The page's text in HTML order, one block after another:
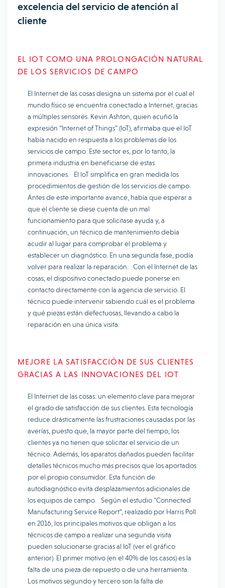
excelencia del servicio de atención al
cliente
EL IOT COMO UNA PROLONGACIÓN NATURAL
DE LOS SERVICIOS DE CAMPO
El Internet de las cosas designa un sistema por el cual el
mundo físico se encuentra conectado a Internet, gracias
a múltiples sensores. Kevin Ashton, quien acuñó la
expresión “Internet of Things” (IoT), afirmaba que el IoT
había nacido en respuesta a los problemas de los
servicios de campo. Este sector es, por lo tanto, la
primera industria en beneficiarse de estas
innovaciones. El IoT simplifica en gran medida los
procedimientos de gestión de los servicios de campo.
Antes de este importante avance, había que esperar a
que el cliente se diese cuenta de un mal
funcionamiento para que solicitase ayuda y, a
continuación, un técnico de mantenimiento debía
acudir al lugar para comprobar el problema y
establecer un diagnóstico. En una segunda fase, podía
volver para realizar la reparación. Con el Internet de las
cosas, el dispositivo conectado puede ponerse en
contacto directamente con la agencia de servicio. El
técnico puede intervenir sabiendo cuál es el problema
y qué piezas están defectuosas, llevando a cabo la
reparación en una única visita.
MEJORE LA SATISFACCIÓN DE SUS CLIENTES
GRACIAS A LAS INNOVACIONES DEL IOT
El Internet de las cosas: un elemento clave para mejorar
el grado de satisfacción de sus clientes. Esta tecnología
reduce drásticamente las frustraciones causadas por las
averías, puesto que, la mayor parte del tiempo, los
clientes ya no tienen que solicitar el servicio de un
técnico. Además, los aparatos dañados pueden facilitar
detalles técnicos mucho más precisos que los aportados
por el propio consumidor. Esta función de
autodiagnóstico evita desplazamientos adicionales de
los equipos de campo. Según el estudio “Connected
Manufacturing Service Report”, realizado por Harris Poll
en 2016, los principales motivos que obligan a los
técnicos de campo a realizar una segunda visita
pueden solucionarse gracias al IoT (ver el gráfico
anterior). El primer motivo (en el 40% de los casos) es la
falta de una pieza de repuesto o de una herramienta.
Los motivos segundo y tercero son la falta de